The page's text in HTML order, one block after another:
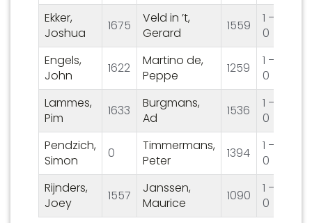
Ekker,
Joshua
1675
Veld in ’t,
Gerard
1559
1 –
0
Engels,
John
1622
Martino de,
Peppe
1259
1 –
0
Lammes,
Pim
1633
Burgmans,
Ad
1536
1 –
0
Pendzich,
Simon
0
Timmermans,
Peter
1394
1 –
0
Rijnders,
Joey
1557
Janssen,
Maurice
1090
1 –
0